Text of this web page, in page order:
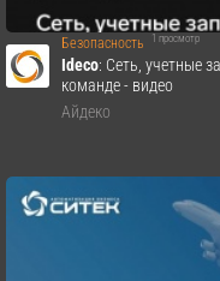
Безопасность 1 просмотр
Ideco: Сеть, учетные
команде - видео
Айдеко